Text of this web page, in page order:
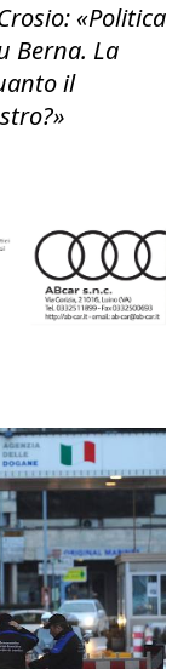
«Politica
Berna. La
il